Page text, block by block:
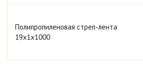
Полипропиленовая стреп-лента
19х1х1000